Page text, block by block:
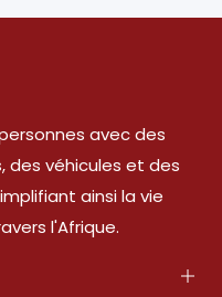
avec des
des véhicules et des
ainsi la vie
l'Afrique.